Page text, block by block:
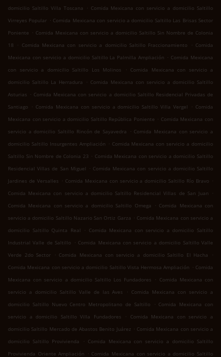
domicilio Saltillo Villa Toscana
. Comida Mexicana con servicio a domicilio Saltillo
Virreyes Popular . Comida Mexicana con servicio a domicilio Saltillo Las Brisas Sector
Poniente . Comida Mexicana con servicio a domicilio Saltillo Sin Nombre de Colonia
18
. Comida Mexicana con servicio a domicilio Saltillo Fraccionamiento . Comida
Mexicana con servicio a domicilio Saltillo La Palmilla Ampliación . Comida Mexicana
con servicio a domicilio Saltillo Los Molinos
. Comida Mexicana con servicio a
domicilio Saltillo La Herradura
. Comida Mexicana con servicio a domicilio Saltillo
Asturias . Comida Mexicana con servicio a domicilio Saltillo Residencial Privadas de
Santiago
. Comida Mexicana con servicio a domicilio Saltillo Villa Vergel . Comida
Mexicana con servicio a domicilio Saltillo República Poniente . Comida Mexicana con
servicio a domicilio Saltillo Rincón de Sayavedra
. Comida Mexicana con servicio a
domicilio Saltillo Insurgentes Ampliación . Comida Mexicana con servicio a domicilio
Saltillo Sin Nombre de Colonia 23 . Comida Mexicana con servicio a domicilio Saltillo
Residencial Villas de San Miguel . Comida Mexicana con servicio a domicilio Saltillo
Jardines de Versalles . Comida Mexicana con servicio a domicilio Saltillo Río Bravo .
Comida Mexicana con servicio a domicilio Saltillo Residencial Villas de San Juan
.
Comida Mexicana con servicio a domicilio Saltillo Omega
. Comida Mexicana con
servicio a domicilio Saltillo Nazario San Ortiz Garza . Comida Mexicana con servicio a
domicilio Saltillo Quinta Real
. Comida Mexicana con servicio a domicilio Saltillo
Industrial Valle de Saltillo
. Comida Mexicana con servicio a domicilio Saltillo Valle
Verde 2do Sector
. Comida Mexicana con servicio a domicilio Saltillo El Hacha
.
Comida Mexicana con servicio a domicilio Saltillo Vista Hermosa Ampliación . Comida
Mexicana con servicio a domicilio Saltillo Los Fundadores
. Comida Mexicana con
servicio a domicilio Saltillo Valle de las Aves
. Comida Mexicana con servicio a
domicilio Saltillo Nuevo Centro Metropolitano de Saltillo
. Comida Mexicana con
servicio a domicilio Saltillo Villa Fundadores
.
Comida Mexicana con servicio a
domicilio Saltillo Mercado de Abastos Benito Juárez . Comida Mexicana con servicio a
domicilio Saltillo Provivienda
. Comida Mexicana con servicio a domicilio Saltillo
Provivienda Oriente Ampliación
. Comida Mexicana con servicio a domicilio Saltillo